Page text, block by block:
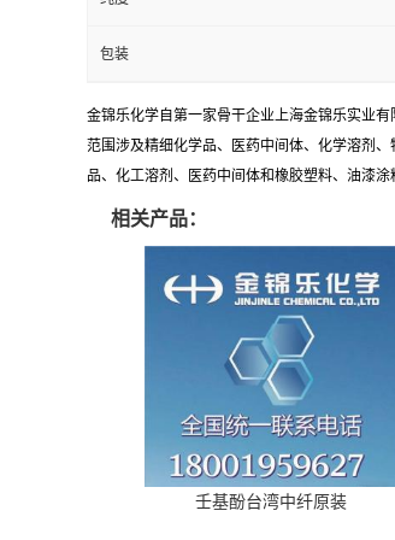
包装
金锦乐化学自第一家骨干企业上海金锦乐实业
范围涉及精细化学品、医药中间体、化学溶剂
品、化工溶剂、医药中间体和橡胶塑料、油漆
相关产品：
壬基酚台湾中纤原装